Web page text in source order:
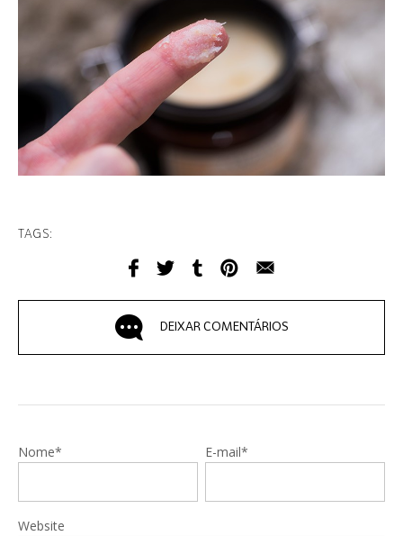
TAGS:
DEIXAR COMENTÁRIOS
Nome* E-mail*
Website